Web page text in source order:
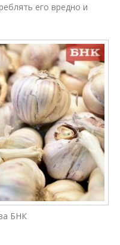
его вредно и
БНК